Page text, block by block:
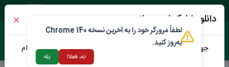
دانلود اپلیکیشن محلات من
جهت دانلود نرم افزار محلات من می توانید از طریق لینک زیر اقدام
لطفاً مرورگر خود را به آخرین نسخه Chrome 140
به‌روز کنید.
نه، فعلا! بله